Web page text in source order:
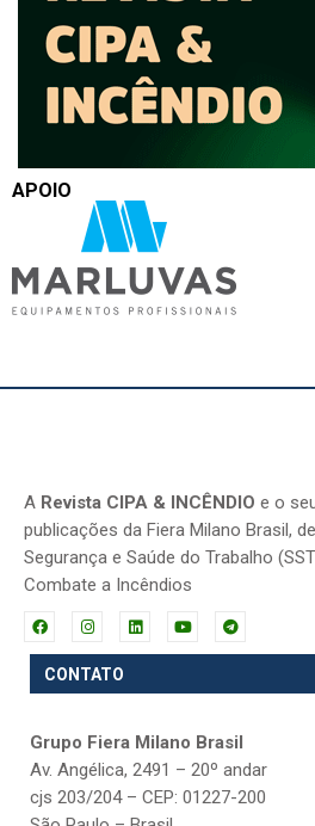
APOIO
A Revista CIPA & INCÊNDIO e o
publicações da Fiera Milano Brasil,
Segurança e Saúde do Trabalho
Combate a Incêndios
CONTATO
Grupo Fiera Milano Brasil
Av. Angélica, 2491 – 20º andar
cjs 203/204 – CEP: 01227-200